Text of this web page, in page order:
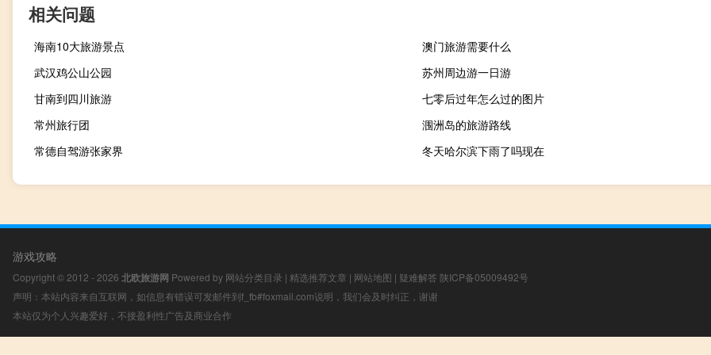
相关问题
海南10大旅游景点
澳门旅游需要什么
武汉鸡公山公园
苏州周边游一日游
甘南到四川旅游
七零后过年怎么过的图片
常州旅行团
涠洲岛的旅游路线
常德自驾游张家界
冬天哈尔滨下雨了吗现在
游戏攻略
Copyright © 2012 - 2026 北欧旅游网 Powered by 网站分类目录 | 精选推荐文章 | 网站地图 | 疑难解答 陕ICP备05009492号
声明：本站内容来自互联网，如信息有错误可发邮件到f_fb#foxmail.com说明，我们会及时纠正，谢谢
本站仅为个人兴趣爱好，不接盈利性广告及商业合作